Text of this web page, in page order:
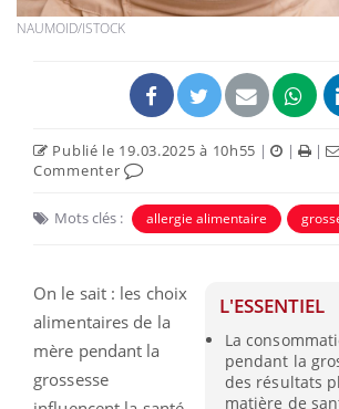
NAUMOID/ISTOCK
Publié le 19.03.2025 à 10h55 | | |
Commenter
Mots clés : allergie alimentaire
L'ESSENTIEL
La
pendant la
des résultats
matière de
On le sait : les choix
alimentaires de la
mère pendant la
grossesse